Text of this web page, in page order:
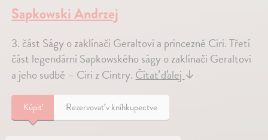
Sapkowski Andrzej
3. část Ságy o zaklínači Geraltovi a princezně Ciri. Třetí
část legendární Sapkowského ságy o zaklínači Geraltovi
a jeho sudbě – Ciri z Cintry.Čítať ďalej↓
Kúpiť Rezervovať v kníhkupectve